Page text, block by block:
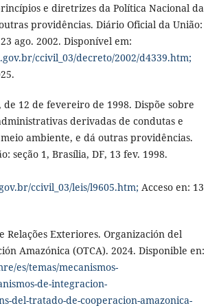
e diretrizes da Política Nacional da
providências. Diário Oficial da União:
ago. 2002. Disponível em:
ccivil_03/decreto/2002/d4339.htm;
de 12 de fevereiro de 1998. Dispõe sobre
derivadas de condutas e
ambiente, e dá outras providências.
seção 1, Brasília, DF, 13 fev. 1998.
ccivil_03/leis/l9605.htm; Acceso en: 13
Relações Exteriores. Organización del
Amazónica (OTCA). 2024. Disponible en:
es/temas/mecanismos-
de-integracion-
del-tratado-de-cooperacion-amazonica-